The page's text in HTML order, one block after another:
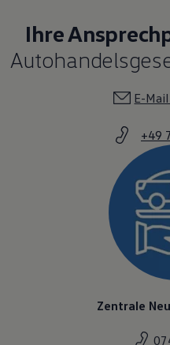
Ihre
E-
+49
Zentrale